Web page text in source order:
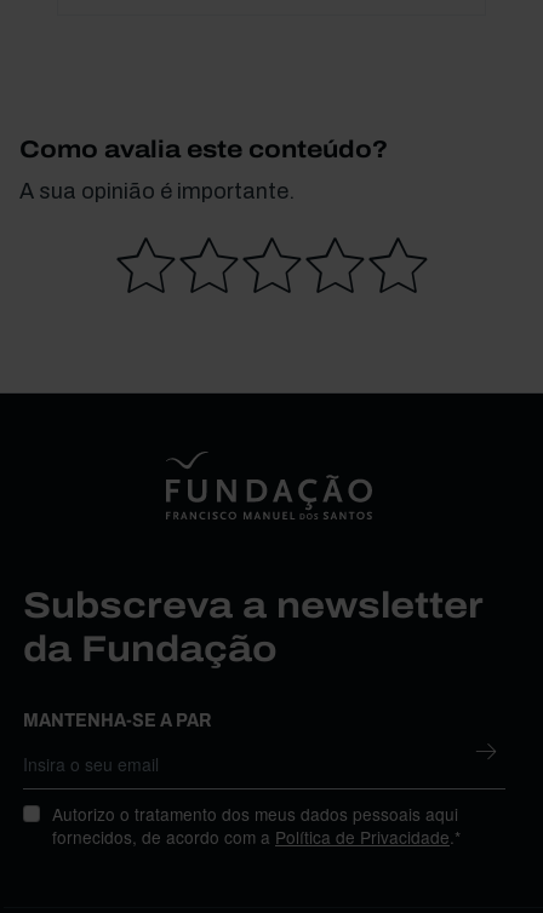
Como avalia este conteúdo?
A sua opinião é importante.
Subscreva a newsletter
da Fundação
MANTENHA-SE A PAR
Autorizo o tratamento dos meus dados pessoais aqui
fornecidos, de acordo com a Política de Privacidade .*